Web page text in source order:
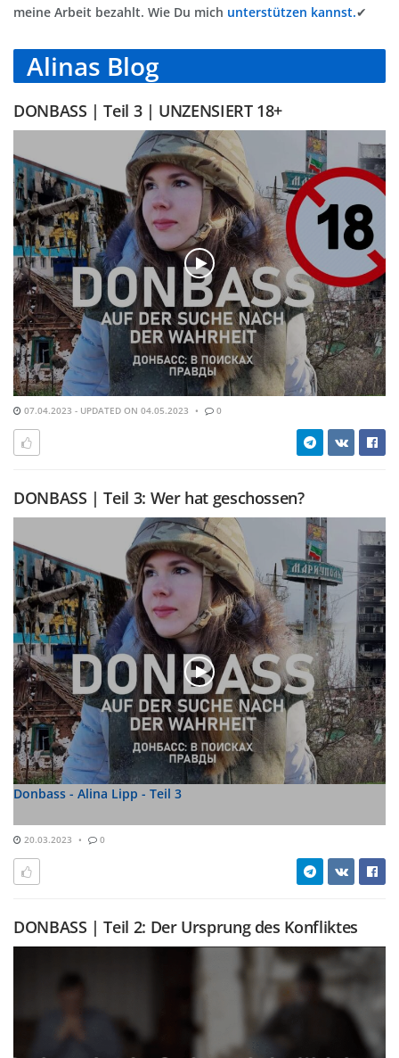
meine Arbeit bezahlt. Wie Du mich unterstützen kannst.✔
Alinas Blog
DONBASS | Teil 3 | UNZENSIERT 18+
07.04.2023 - UPDATED ON 04.05.2023 0
DONBASS | Teil 3: Wer hat geschossen?
Donbass - Alina Lipp - Teil 3
20.03.2023 0
DONBASS | Teil 2: Der Ursprung des Konfliktes